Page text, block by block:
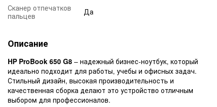
Сканер отпечатков
пальцев
Да
Описание
HP ProBook 650 G8 – надежный бизнес-ноутбук, который
идеально подходит для работы, учебы и офисных задач.
Стильный дизайн, высокая производительность и
качественная сборка делают это устройство отличным
выбором для профессионалов.